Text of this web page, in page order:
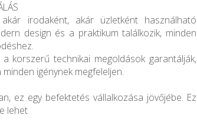
irodaként, akár üzletként használható
design és a praktikum találkozik, minden
korszerű technikai megoldások garantálják,
igénynek megfeleljen.
ez egy befektetés vállalkozása jövőjébe. Ez
lehet